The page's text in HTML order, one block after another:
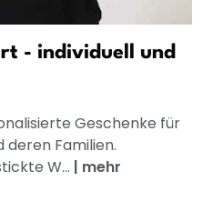
- individuell und
Geschenke für
Familien.
W... | mehr